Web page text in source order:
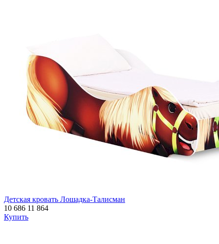
Детская кровать Лошадка-Талисман
10 686 11 864
Купить